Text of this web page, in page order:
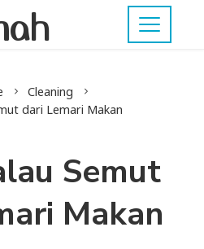
Cleaning
dari Lemari Makan
Semut
Makan